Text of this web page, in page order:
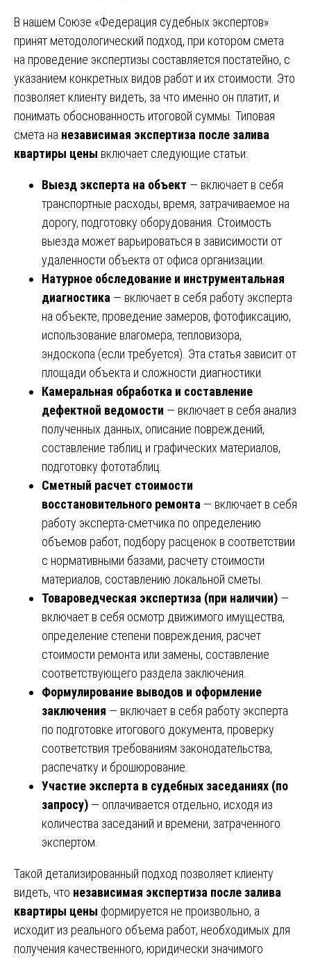
В нашем Союзе «Федерация судебных экспертов»
принят методологический подход, при котором смета
на проведение экспертизы составляется постатейно, с
указанием конкретных видов работ и их стоимости. Это
позволяет клиенту видеть, за что именно он платит, и
понимать обоснованность итоговой суммы. Типовая
смета на независимая экспертиза после залива
квартиры цены включает следующие статьи:
Выезд эксперта на объект — включает в себя
транспортные расходы, время, затрачиваемое на
дорогу, подготовку оборудования. Стоимость
выезда может варьироваться в зависимости от
удаленности объекта от офиса организации.
Натурное обследование и инструментальная
диагностика — включает в себя работу эксперта
на объекте, проведение замеров, фотофиксацию,
использование влагомера, тепловизора,
эндоскопа (если требуется). Эта статья зависит от
площади объекта и сложности диагностики.
Камеральная обработка и составление
дефектной ведомости — включает в себя анализ
полученных данных, описание повреждений,
составление таблиц и графических материалов,
подготовку фототаблиц.
Сметный расчет стоимости
восстановительного ремонта — включает в себя
работу эксперта-сметчика по определению
объемов работ, подбору расценок в соответствии
с нормативными базами, расчету стоимости
материалов, составлению локальной сметы.
Товароведческая экспертиза (при наличии) —
включает в себя осмотр движимого имущества,
определение степени повреждения, расчет
стоимости ремонта или замены, составление
соответствующего раздела заключения.
Формулирование выводов и оформление
заключения — включает в себя работу эксперта
по подготовке итогового документа, проверку
соответствия требованиям законодательства,
распечатку и брошюрование.
Участие эксперта в судебных заседаниях (по
запросу) — оплачивается отдельно, исходя из
количества заседаний и времени, затраченного
экспертом.
Такой детализированный подход позволяет клиенту
видеть, что независимая экспертиза после залива
квартиры цены формируется не произвольно, а
исходит из реального объема работ, необходимых для
получения качественного, юридически значимого